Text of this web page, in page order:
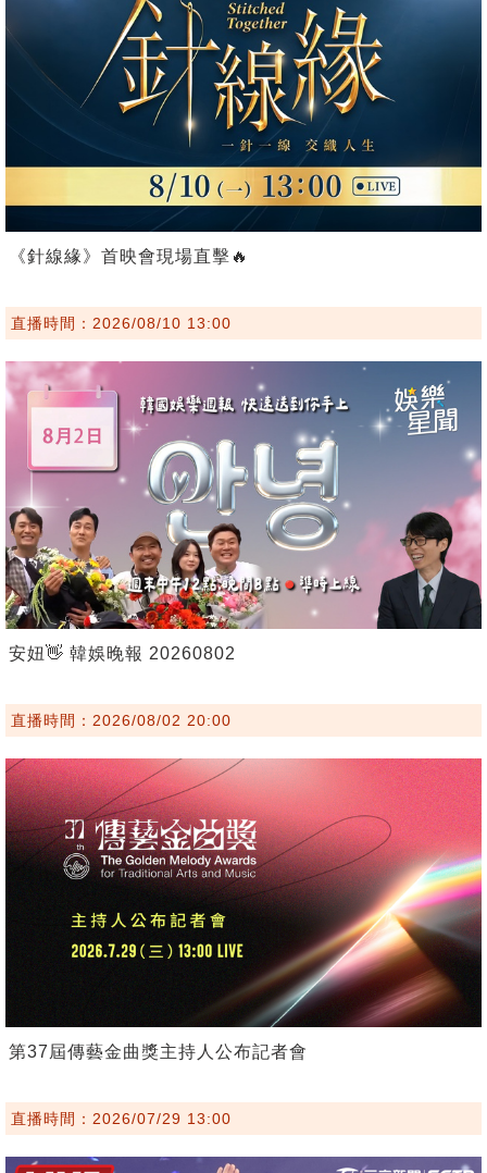
《針線緣》首映會現場直擊🔥
直播時間：2026/08/10 13:00
安妞👋 韓娛晚報 20260802
直播時間：2026/08/02 20:00
第37屆傳藝金曲獎主持人公布記者會
直播時間：2026/07/29 13:00